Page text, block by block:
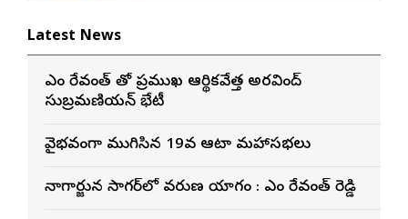
Latest News
సీఎం రేవంత్ తో ప్రముఖ ఆర్థికవేత్త అరవింద్‌
సుబ్రమణియన్ భేటీ
వైభవంగా ముగిసిన 19వ ఆటా మహాసభలు
నాగార్జున సాగ‌ర్‌లో వరుణ యాగం : సీఎం రేవంత్ రెడ్డి